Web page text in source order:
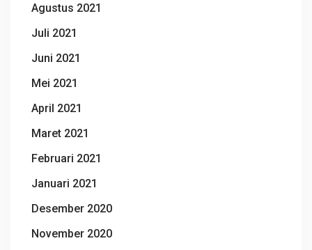
Agustus 2021
Juli 2021
Juni 2021
Mei 2021
April 2021
Maret 2021
Februari 2021
Januari 2021
Desember 2020
November 2020